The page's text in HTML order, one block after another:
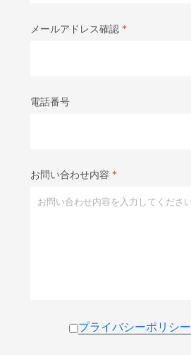
メールアドレス確認 *
電話番号
お問い合わせ内容 *
プライバシーポリシー